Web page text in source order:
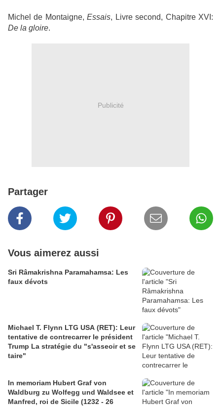
Michel de Montaigne,Essais, Livre second, Chapitre XVI:
De la gloire.
Publicité
Partager
Vous aimerez aussi
Sri Râmakrishna Paramahamsa: Les
faux dévots
Michael T. Flynn LTG USA (RET): Leur
tentative de contrecarrer le président
Trump La stratégie du "s'asseoir et se
taire"
In memoriam Hubert Graf von
Waldburg zu Wolfegg und Waldsee et
Manfred, roi de Sicile (1232 - 26